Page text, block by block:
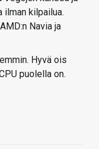
ilman kilpailua.
Navia ja
Hyvä ois
puolella on.